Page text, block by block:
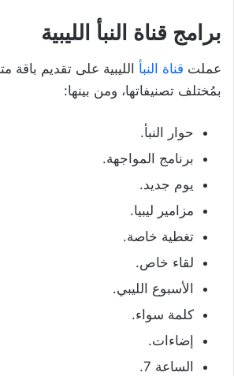
برامج قناة النبأ الليبية
عملت قناة النبأ الليبية على تقديم باقة
بمُختلف تصنيفاتها، ومن بينها:
حوار النبأ.
برنامج المواجهة.
يوم جديد.
مزامير ليبيا.
تغطية خاصة.
لقاء خاص.
الأسبوع الليبي.
كلمة سواء.
إضاءات.
الساعة 7.